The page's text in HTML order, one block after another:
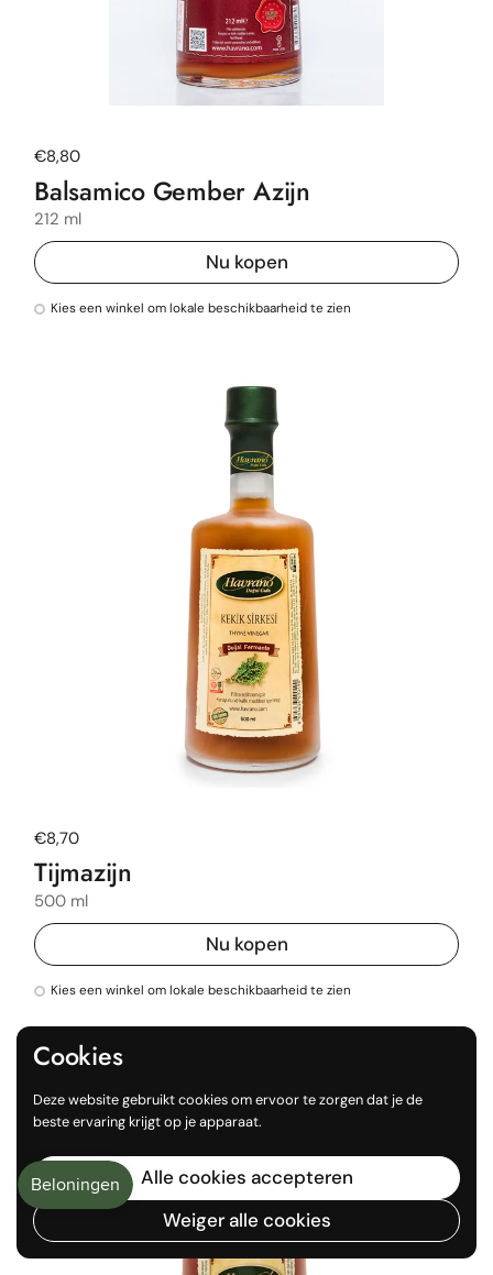
Normale prijs
€8,80
Balsamico Gember Azijn
212 ml
Nu kopen
Kies een winkel om lokale beschikbaarheid te zien
Normale prijs
€8,70
Tijmazijn
500 ml
Nu kopen
Kies een winkel om lokale beschikbaarheid te zien
Cookies
Deze website gebruikt cookies om ervoor te zorgen dat je de
beste ervaring krijgt op je apparaat.
Alle cookies accepteren
Weiger alle cookies